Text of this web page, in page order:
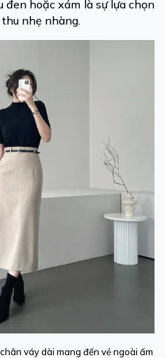
đen hoặc xám là sự lựa chọn
nhẹ nhàng.
váy dài mang đến vẻ ngoài ấm